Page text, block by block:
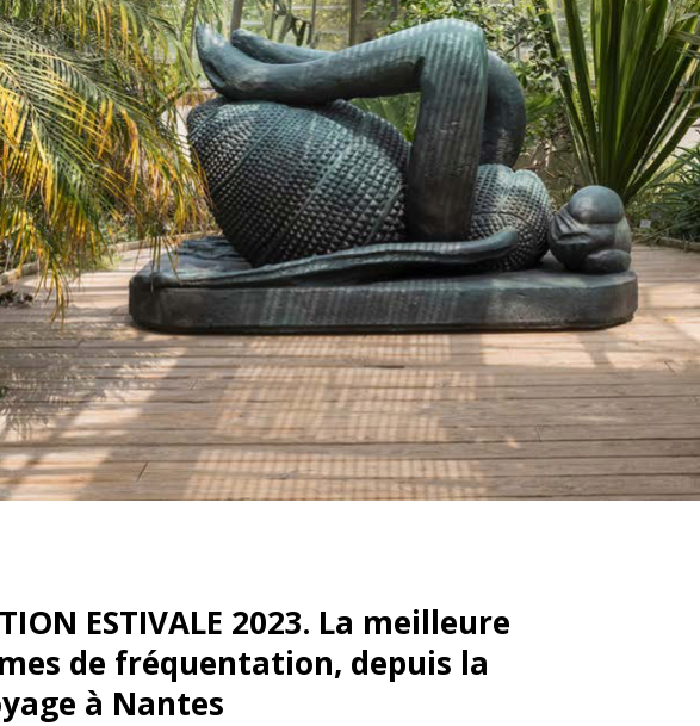
ESTIVALE 2023. La meilleure
de fréquentation, depuis la
à Nantes